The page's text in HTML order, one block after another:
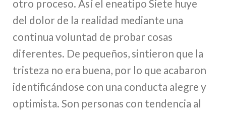
otro proceso. Así el eneatipo Siete huye
del dolor de la realidad mediante una
continua voluntad de probar cosas
diferentes. De pequeños, sintieron que la
tristeza no era buena, por lo que acabaron
identificándose con una conducta alegre y
optimista. Son personas con tendencia al